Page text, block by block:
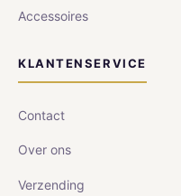
Accessoires
KLANTENSERVICE
Contact
Over ons
Verzending